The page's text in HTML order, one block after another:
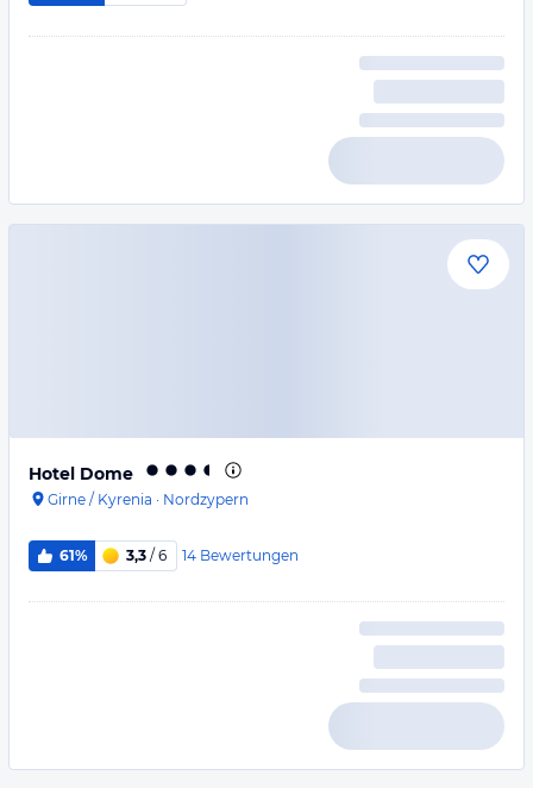
Hotel Dome
Girne / Kyrenia · Nordzypern
61% 3,3 / 6 14 Bewertungen